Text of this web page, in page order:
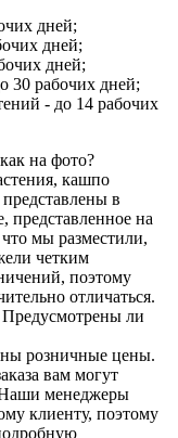
дней;
дней;
дней;
30 рабочих дней;
- до 14 рабочих
на фото?
кашпо
в
представленное на
мы разместили,
четким
поэтому
отличаться.
ли
розничные цены.
вам могут
Наши менеджеры
клиенту, поэтому